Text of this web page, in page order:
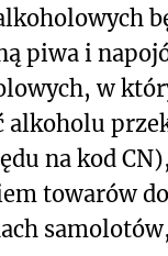
piwa i
w
alkoholu
na kod
towarów
samolotów,